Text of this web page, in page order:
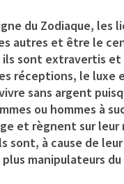
du Zodiaque, les
autres et être le
ils sont extravertis et
réceptions, le luxe
sans argent
ou hommes à
et règnent sur leur
sont, à cause de
manipulateurs du